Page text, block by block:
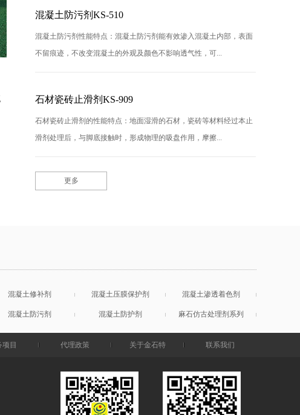
混凝土防污剂KS-510
混凝土防污剂性能特点：混凝土防污剂能有效渗入混凝土内部，表面
不留痕迹，不改变混凝土的外观及颜色不影响透气性，可...
石材瓷砖止滑剂KS-909
石材瓷砖止滑剂的性能特点：地面湿滑的石材，瓷砖等材料经过本止
滑剂处理后，与脚底接触时，形成物理的吸盘作用，摩擦...
更多
混凝土修补剂 混凝土压膜保护剂 混凝土渗透着色剂
混凝土防污剂 混凝土防护剂 麻石仿古处理剂系列
项目 代理政策 关于金石特 联系我们